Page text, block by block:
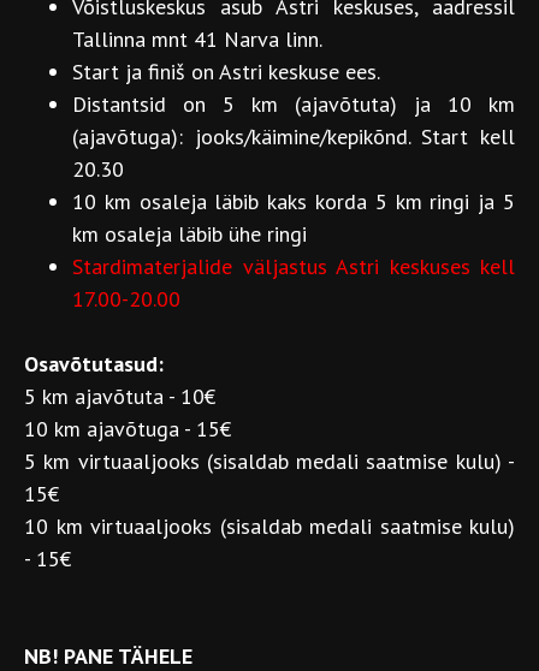
Võistluskeskus asub Astri keskuses, aadressil
Tallinna mnt 41 Narva linn.
Start ja finiš on Astri keskuse ees.
Distantsid on 5 km (ajavõtuta) ja 10 km
(ajavõtuga): jooks/käimine/kepikõnd. Start kell
20.30
10 km osaleja läbib kaks korda 5 km ringi ja 5
km osaleja läbib ühe ringi
Stardimaterjalide väljastus Astri keskuses kell
17.00-20.00
Osavõtutasud:
5 km ajavõtuta - 10€
10 km ajavõtuga - 15€
5 km virtuaaljooks (sisaldab medali saatmise kulu) -
15€
10 km virtuaaljooks (sisaldab medali saatmise kulu)
- 15€
NB! PANE TÄHELE